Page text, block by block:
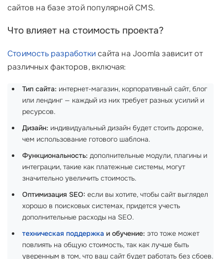
сайтов на базе этой популярной CMS.
Что влияет на стоимость проекта?
Стоимость разработкисайта на Joomla зависит от
различных факторов, включая:
Тип сайта: интернет-магазин, корпоративный сайт, блог
или лендинг — каждый из них требует разных усилий и
ресурсов.
Дизайн: индивидуальный дизайн будет стоить дороже,
чем использование готового шаблона.
Функциональность: дополнительные модули, плагины и
интеграции, такие как платежные системы, могут
значительно увеличить стоимость.
Оптимизация SEO: если вы хотите, чтобы сайт выглядел
хорошо в поисковых системах, придется учесть
дополнительные расходы на SEO.
техническая поддержка и обучение: это тоже может
повлиять на общую стоимость, так как лучше быть
уверенным в том, что ваш сайт будет работать без сбоев.